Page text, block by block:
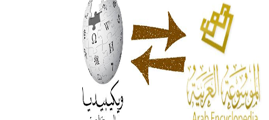
له الفضل بأنه حرر الطب من الدين والفلسفة.
- هل تعلم أن المرجان إفراز حيواني يتكون في البحر ويتركب
من مادة كربونات الكلسيوم، وهو أحمر أو شديد الحمرة وهو
أجود أنواعه، ويمتاز بكبر الحجم ويسمى الش